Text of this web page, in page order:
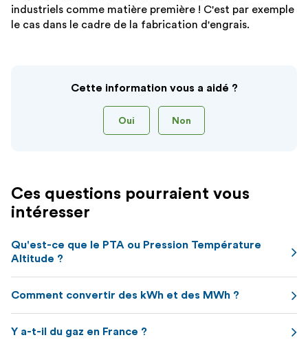
industriels comme matière première ! C'est par exemple
le cas dans le cadre de la fabrication d'engrais.
Cette information vous a aidé ?
Oui Non
Ces questions pourraient vous
intéresser
Qu'est-ce que le PTA ou Pression Température
Altitude ?
Comment convertir des kWh et des MWh ?
Y a-t-il du gaz en France ?